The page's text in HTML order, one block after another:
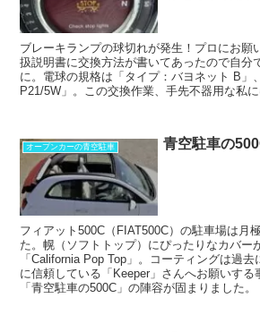
ブレーキランプの球切れが発生！プロにお願
扱説明書に交換方法が書いてあったので自分
に。電球の規格は「タイプ：バヨネット B」
P21/5W」。この交換作業、手先不器用な私
オープンカーの青空駐車 青空駐車の
フィアット500C（FIAT500C）の駐車場は月
た。幌（ソフトトップ）にぴったりなカバー
「California Pop Top」。コーティングは過
に信頼している「Keeper」さんへお願いする
「青空駐車の500C」の陣容が固まりました。